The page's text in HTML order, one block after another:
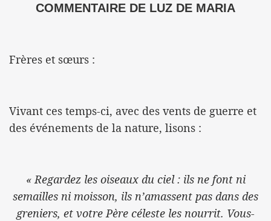
COMMENTAIRE DE LUZ DE MARIA
Frères et sœurs :
Vivant ces temps-ci, avec des vents de guerre et
des événements de la nature, lisons :
« Regardez les oiseaux du ciel : ils ne font ni
semailles ni moisson, ils n’amassent pas dans des
greniers, et votre Père céleste les nourrit. Vous-